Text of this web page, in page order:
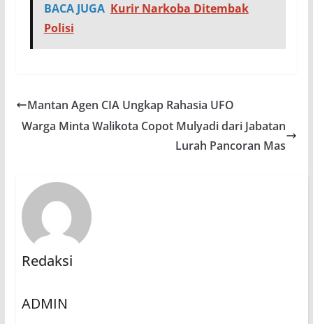
BACA JUGA Kurir Narkoba Ditembak
Polisi
Mantan Agen CIA Ungkap Rahasia UFO
Warga Minta Walikota Copot Mulyadi dari Jabatan
Lurah Pancoran Mas
Redaksi
ADMIN